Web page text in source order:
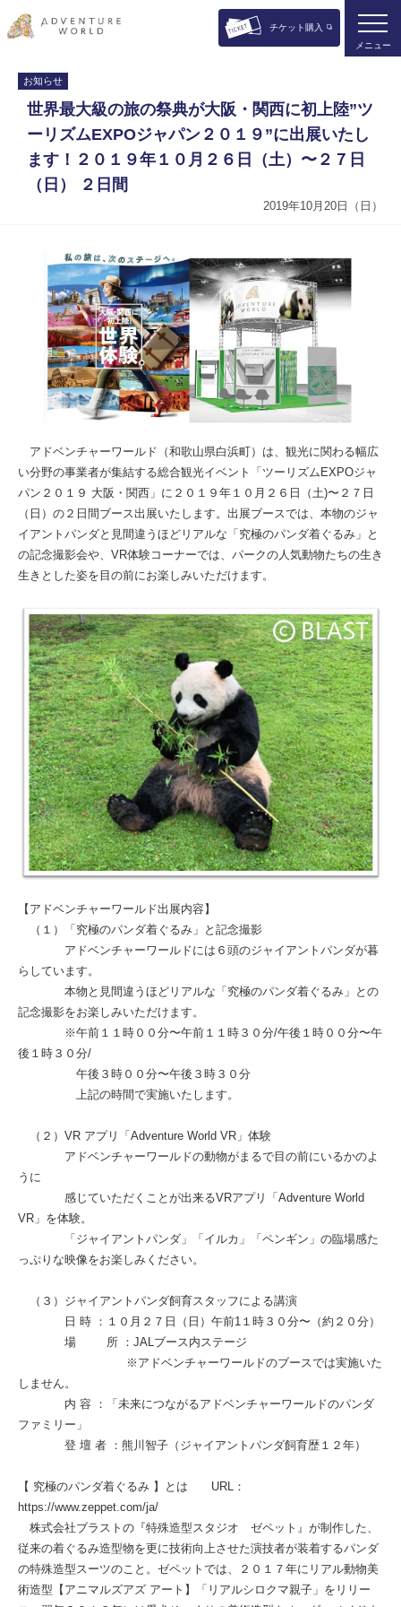
チケット購入
メニュー
お知らせ
世界最大級の旅の祭典が大阪・関西に初上陸”ツ
ーリズムEXPOジャパン２０１９”に出展いたし
ます！２０１９年１０月２６日（土）〜２７日
（日） ２日間
2019年10月20日（日）
アドベンチャーワールド（和歌山県白浜町）は、観光に関わる幅広
い分野の事業者が集結する総合観光イベント「ツーリズムEXPOジャ
パン２０１９ 大阪・関西」に２０１９年１０月２６日（土)〜２７日
（日）の２日間ブース出展いたします。出展ブースでは、本物のジャ
イアントパンダと見間違うほどリアルな「究極のパンダ着ぐるみ」と
の記念撮影会や、VR体験コーナーでは、パークの人気動物たちの生き
生きとした姿を目の前にお楽しみいただけます。
【アドベンチャーワールド出展内容】
（１）「究極のパンダ着ぐるみ」と記念撮影
アドベンチャーワールドには６頭のジャイアントパンダが暮
らしています。
本物と見間違うほどリアルな「究極のパンダ着ぐるみ」との
記念撮影をお楽しみいただけます。
※午前１１時００分〜午前１１時３０分/午後１時００分〜午
後１時３０分/
午後３時００分〜午後３時３０分
上記の時間で実施いたします。
（２）VR アプリ「Adventure World VR」体験
アドベンチャーワールドの動物がまるで目の前にいるかのよ
うに
感じていただくことが出来るVRアプリ「Adventure World
VR」を体験。
「ジャイアントパンダ」「イルカ」「ペンギン」の臨場感た
っぷりな映像をお楽しみください。
（３）ジャイアントパンダ飼育スタッフによる講演
日 時 ：１０月２７日（日）午前1１時３０分〜（約２０分）
場 所 ：JALブース内ステージ
※アドベンチャーワールドのブースでは実施いた
しません。
内 容 ：「未来につながるアドベンチャーワールドのパンダ
ファミリー」
登 壇 者 ：熊川智子（ジャイアントパンダ飼育歴１２年）
【 究極のパンダ着ぐるみ 】とは URL：
https://www.zeppet.com/ja/
株式会社ブラストの『特殊造型スタジオ ゼペット』が制作した、
従来の着ぐるみ造型物を更に技術向上させた演技者が装着するパンダ
の特殊造型スーツのこと。ゼペットでは、２０１７年にリアル動物美
術造型【アニマルズアズ アート】「リアルシロクマ親子」をリリー